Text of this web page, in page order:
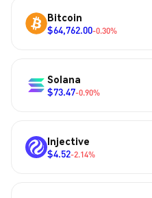
Bitcoin
$64,762.00-0.30%
Solana
$73.47-0.90%
Injective
$4.52-2.14%